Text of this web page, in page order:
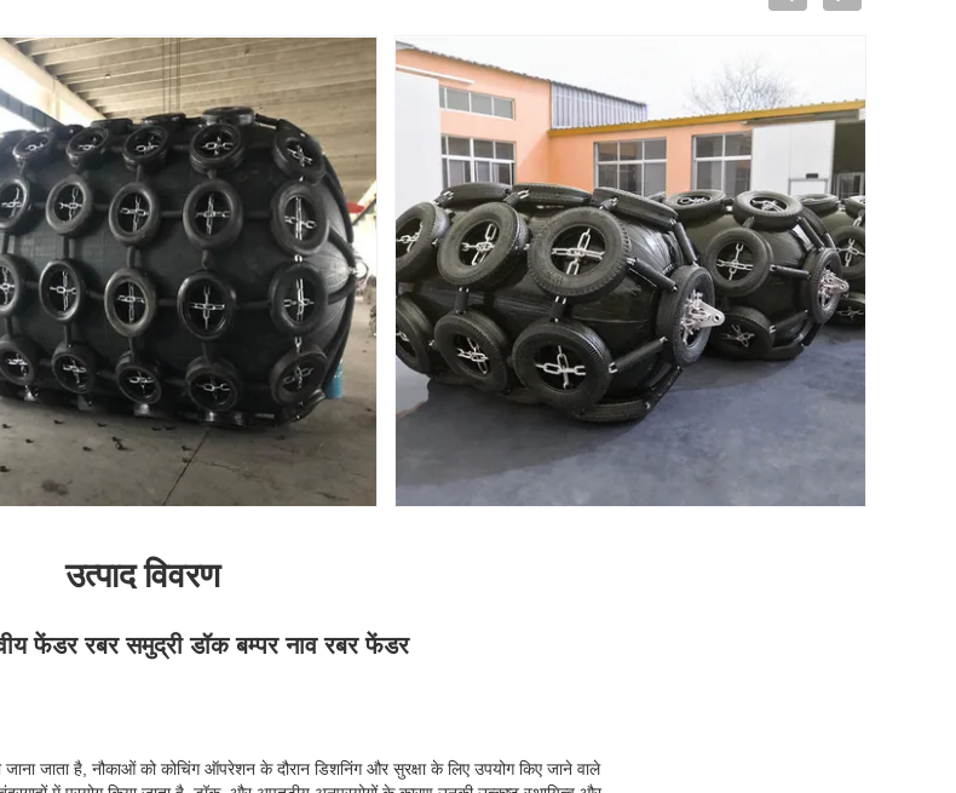
उत्पाद विवरण
फेंडर रबर समुद्री डॉक बम्पर नाव रबर फेंडर
जाता है, नौकाओं को कोचिंग ऑपरेशन के दौरान डिशनिंग और सुरक्षा के लिए उपयोग किए जाने वाले